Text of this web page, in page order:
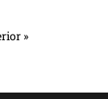
»